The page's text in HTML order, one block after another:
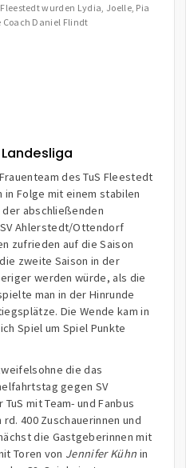
wurden Lydia, Joelle, Pia
Daniel Flindt
des TuS Fleestedt
Folge mit einem stabilen
abschließenden
Ahlerstedt/Ottendorf
zufrieden auf die Saison
zweite Saison in der
werden würde, als die
man in der Hinrunde
Die Wende kam in
Spiel um Spiel Punkte
die das
gegen SV
mit Team- und Fanbus
400 Zuschauerinnen und
die Gastgeberinnen mit
Toren von Jennifer Kühn in